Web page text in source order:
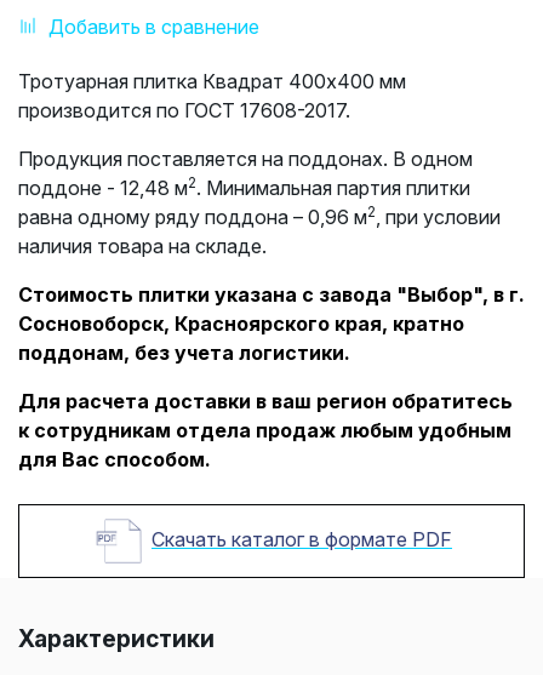
Добавить в сравнение
Тротуарная плитка Квадрат 400х400 мм
производится по ГОСТ 17608-2017.
Продукция поставляется на поддонах. В одном
поддоне - 12,48 м2. Минимальная партия плитки
равна одному ряду поддона – 0,96 м2 , при условии
наличия товара на складе.
Стоимость плитки указана с завода "Выбор", в г.
Сосновоборск, Красноярского края, кратно
поддонам, без учета логистики.
Для расчета доставки в ваш регион обратитесь
к сотрудникам отдела продаж любым удобным
для Вас способом.
Скачать каталог в формате PDF
Характеристики